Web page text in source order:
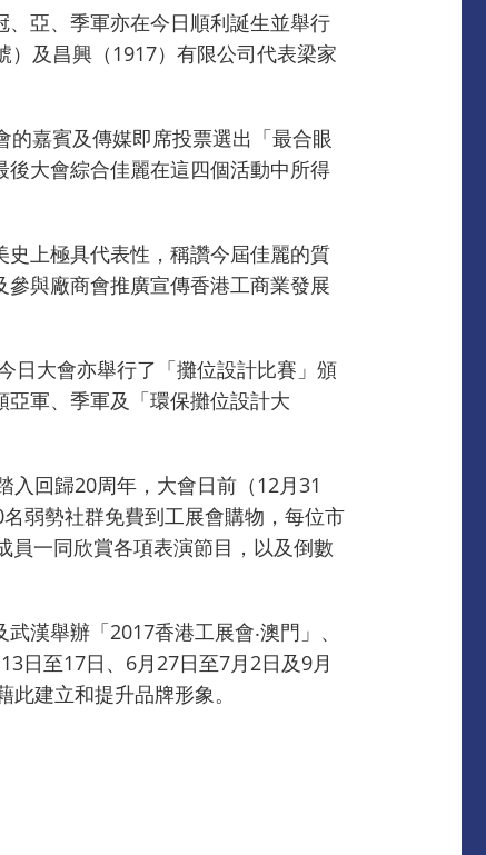
亞、季軍亦在今日順利誕生並舉行
及昌興（1917）有限公司代表梁家
嘉賓及傳媒即席投票選出「最合眼
大會綜合佳麗在這四個活動中所得
上極具代表性，稱讚今屆佳麗的質
與廠商會推廣宣傳香港工商業發展
日大會亦舉行了「攤位設計比賽」頒
軍、季軍及「環保攤位設計大
入回歸20周年，大會日前（12月31
弱勢社群免費到工展會購物，每位市
員一同欣賞各項表演節目，以及倒數
漢舉辦「2017香港工展會‧澳門」、
日至17日、6月27日至7月2日及9月
建立和提升品牌形象。